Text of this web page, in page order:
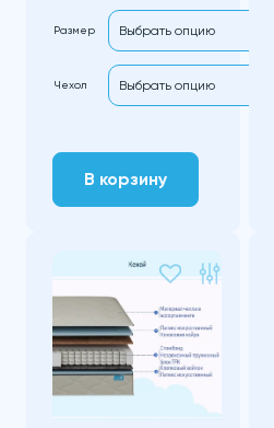
Размер
Чехол
В корзину